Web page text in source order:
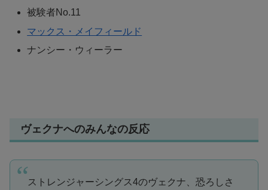
被験者No.11
マックス・メイフィールド
ナンシー・ウィーラー
ヴェクナへのみんなの反応
ストレンジャーシングス4のヴェクナ、恐ろしさ